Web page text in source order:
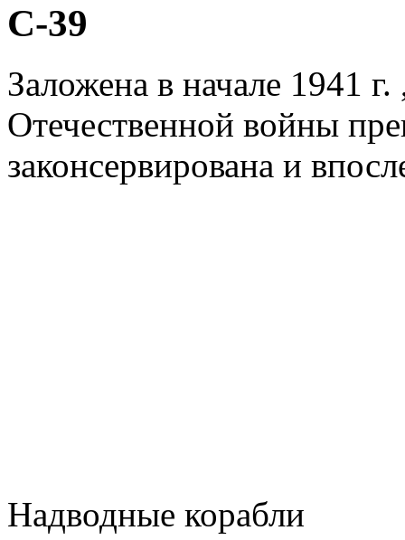
С-39
Заложена в начале 1941
Отечественной войны
законсервирована и
Надводные корабли